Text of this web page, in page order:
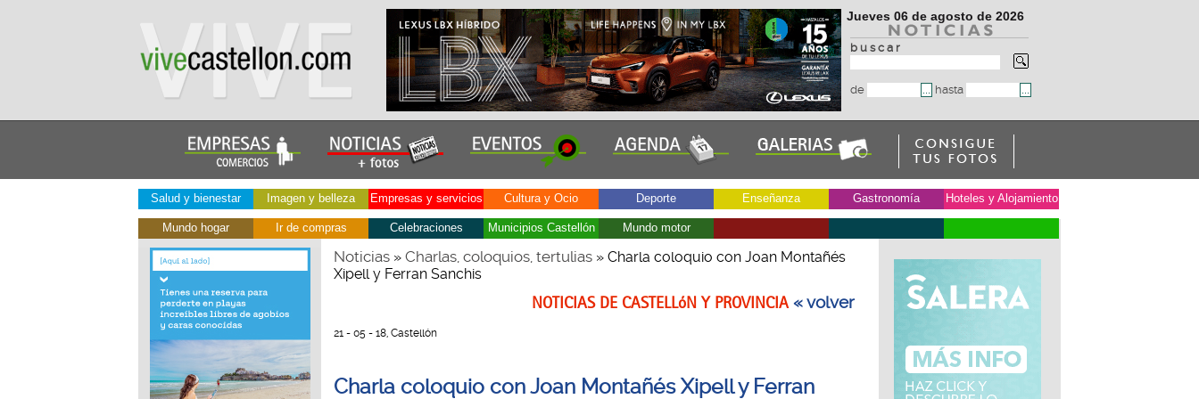
Jueves 06 de agosto de 2026
b u s c a r
de hasta
Salud y bienestar Imagen y belleza Empresas y servicios Cultura y Ocio Deporte Enseñanza Gastronomía Hoteles y Alojamiento
Mundo hogar Ir de compras Celebraciones Municipios Castellón Mundo motor
Noticias» Charlas, coloquios, tertulias» Charla coloquio con Joan Montañés
Xipell y Ferran Sanchis
NOTICIAS DE CASTELLóN Y PROVINCIA« volver
21 - 05 - 18, Castellón
Charla coloquio con Joan Montañés Xipell y Ferran